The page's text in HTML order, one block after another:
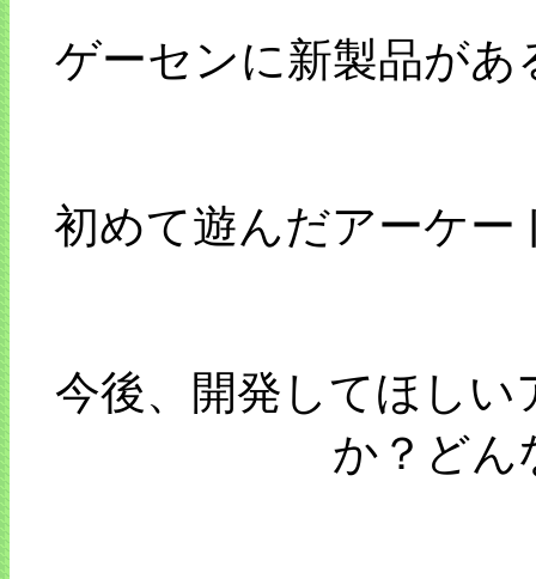
ゲーセンに新製品が
初めて遊んだアーケ
今後、開発してほし
か？どん